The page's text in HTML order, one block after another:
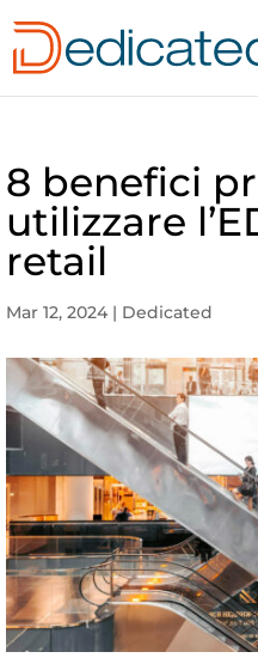
8 benefici
utilizzare
retail
Mar 12, 2024 | Dedicated